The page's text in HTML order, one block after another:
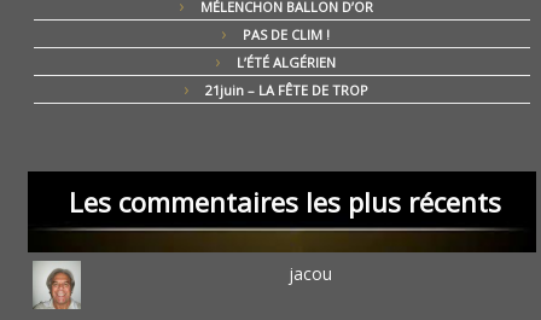
MÉLENCHON BALLON D’OR
PAS DE CLIM !
L’ÉTÉ ALGÉRIEN
21juin – LA FÊTE DE TROP
Les commentaires les plus récents
jacou